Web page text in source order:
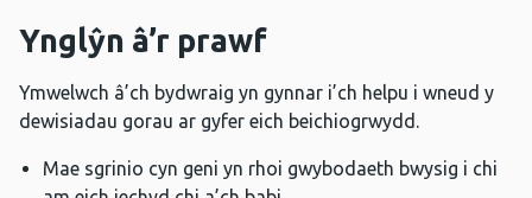
Ynglŷn â’r prawf
Ymwelwch â’ch bydwraig yn gynnar i’ch helpu i wneud y
dewisiadau gorau ar gyfer eich beichiogrwydd.
Mae sgrinio cyn geni yn rhoi gwybodaeth bwysig i chi